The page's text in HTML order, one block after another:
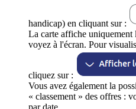
handicap) en cliquant sur :
La carte affiche
voyez à l'écran. Pour
cliquez sur :
Vous avez également la
« classement » des offres :
par date.